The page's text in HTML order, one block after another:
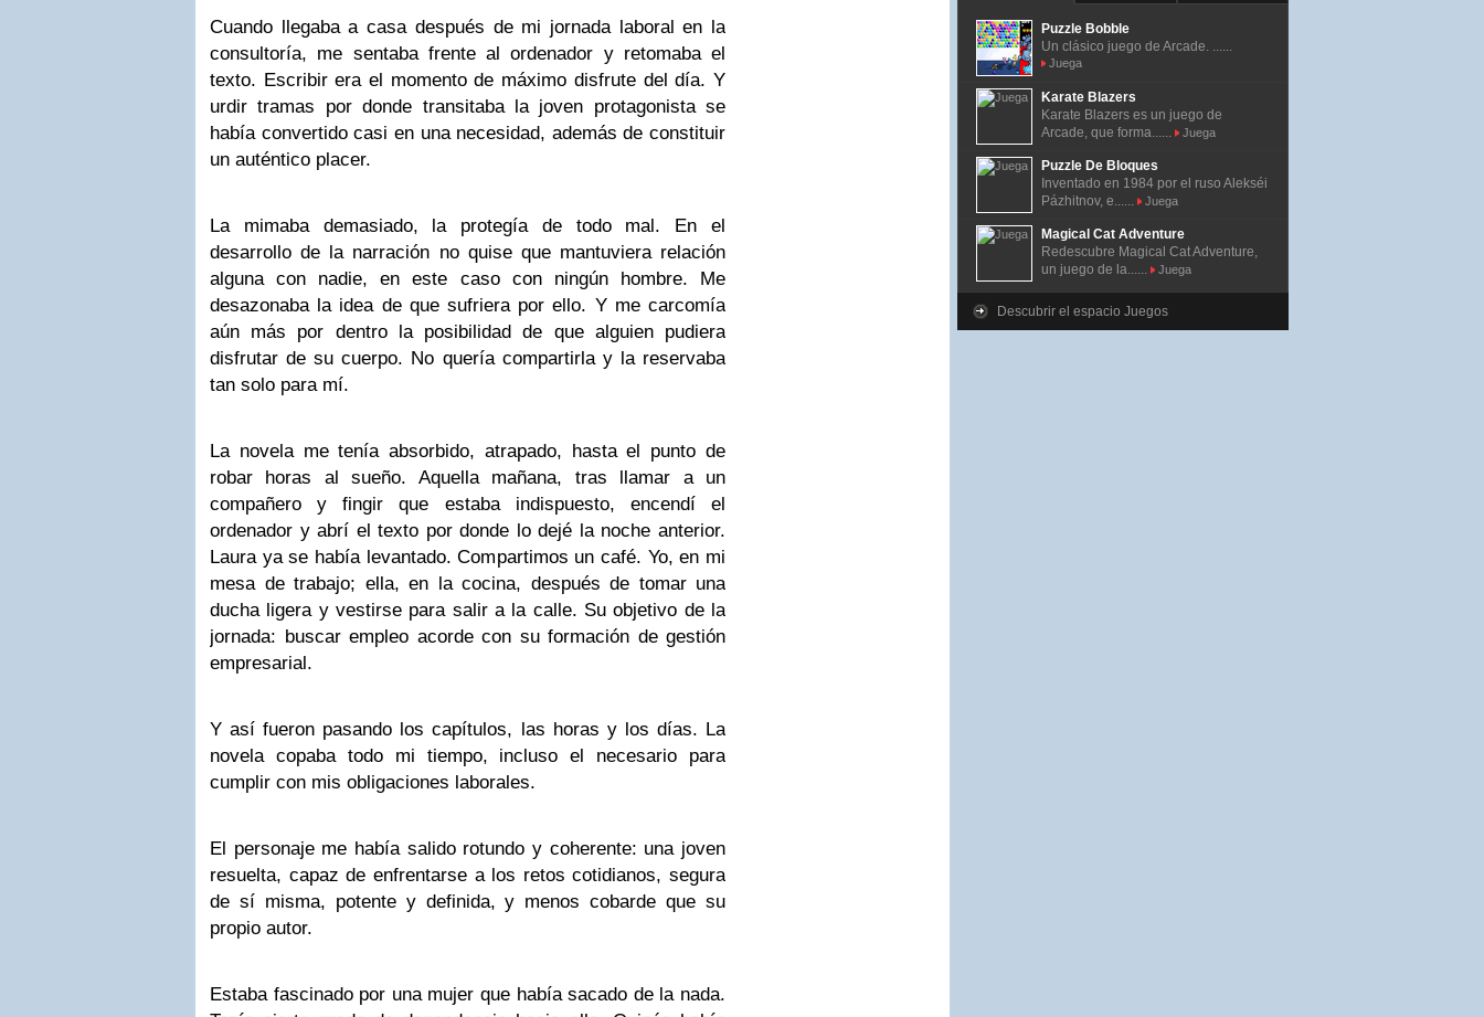
Cuando llegaba a casa después de mi jornada laboral en la
consultoría, me sentaba frente al ordenador y retomaba el
texto. Escribir era el momento de máximo disfrute del día. Y
urdir tramas por donde transitaba la joven protagonista se
había convertido casi en una necesidad, además de constituir
un auténtico placer.
La mimaba demasiado, la protegía de todo mal. En el
desarrollo de la narración no quise que mantuviera relación
alguna con nadie, en este caso con ningún hombre. Me
desazonaba la idea de que sufriera por ello. Y me carcomía
aún más por dentro la posibilidad de que alguien pudiera
disfrutar de su cuerpo. No quería compartirla y la reservaba
tan solo para mí.
La novela me tenía absorbido, atrapado, hasta el punto de
robar horas al sueño. Aquella mañana, tras llamar a un
compañero y fingir que estaba indispuesto, encendí el
ordenador y abrí el texto por donde lo dejé la noche anterior.
Laura ya se había levantado. Compartimos un café. Yo, en mi
mesa de trabajo; ella, en la cocina, después de tomar una
ducha ligera y vestirse para salir a la calle. Su objetivo de la
jornada: buscar empleo acorde con su formación de gestión
empresarial.
Y así fueron pasando los capítulos, las horas y los días. La
novela copaba todo mi tiempo, incluso el necesario para
cumplir con mis obligaciones laborales.
El personaje me había salido rotundo y coherente: una joven
resuelta, capaz de enfrentarse a los retos cotidianos, segura
de sí misma, potente y definida, y menos cobarde que su
propio autor.
Estaba fascinado por una mujer que había sacado de la nada.
Puzzle Bobble
Un clásico juego de Arcade. ......
Juega
Karate Blazers
Karate Blazers es un juego de
Arcade, que forma......
Juega
Puzzle De Bloques
Inventado en 1984 por el ruso Alekséi
Pázhitnov, e......
Juega
Magical Cat Adventure
Redescubre Magical Cat Adventure,
un juego de la......
Juega
Descubrir el espacio Juegos